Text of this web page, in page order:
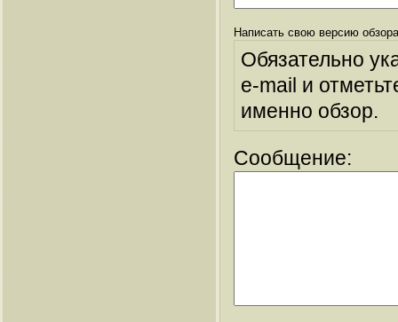
Написать свою версию
Обязательно
e-mail и
именно обзор.
Сообщение: